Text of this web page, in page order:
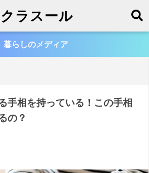
クラスール
暮らしのメディア
手相を持っている！この手相
の？